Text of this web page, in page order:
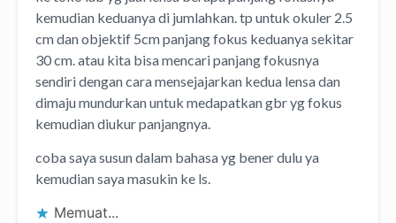
kemudian keduanya di jumlahkan. tp untuk okuler 2.5
cm dan objektif 5cm panjang fokus keduanya sekitar
30 cm. atau kita bisa mencari panjang fokusnya
sendiri dengan cara mensejajarkan kedua lensa dan
dimaju mundurkan untuk medapatkan gbr yg fokus
kemudian diukur panjangnya.
coba saya susun dalam bahasa yg bener dulu ya
kemudian saya masukin ke ls.
Memuat...